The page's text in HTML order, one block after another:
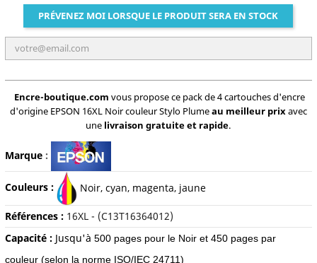
PRÉVENEZ MOI LORSQUE LE PRODUIT SERA EN STOCK
Encre-boutique.com vous propose ce pack de 4 cartouches d'encre
d'origine EPSON 16XL Noir couleur Stylo Plumeau meilleur prixavec
une livraison gratuite et rapide.
Marque:
Couleurs : Noir, cyan, magenta, jaune
Références : 16XL - (C13T16364012)
Capacité : Jusqu'à 500 pages pour le Noir et 450 pages par
couleur (selon la norme ISO/IEC 24711)